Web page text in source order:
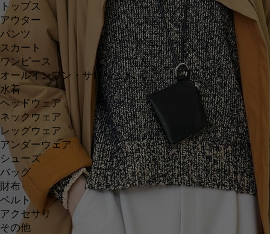
トップス
アウター
パンツ
スカート
ワンピース
オールインワン・サロペット
水着
ヘッドウェア
ネックウェア
レッグウェア
アンダーウェア
シューズ
バッグ
財布
ベルト
アクセサリ
その他